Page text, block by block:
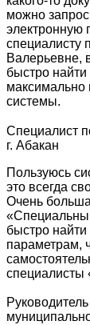
можно
электронную
специалисту
Валерьевне,
быстро
максимально
системы.
Специалист
г. Абакан
Пользуюсь
это всегда
Очень
быстро
параметрам,
специалисты